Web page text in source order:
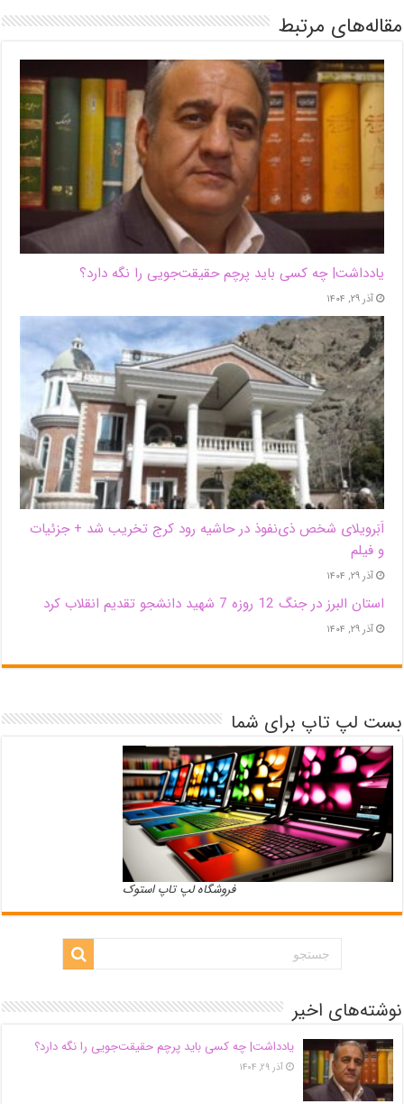
مقاله‌های مرتبط
یادداشت| ‌چه کسی باید پرچم حقیقت‌جویی را نگه دارد؟
آذر ۲۹, ۱۴۰۴
اَبَر‌ویلای شخص ذی‌نفوذ در حاشیه‌ رود کرج تخریب شد + جزئیات
و فیلم
آذر ۲۹, ۱۴۰۴
استان البرز در جنگ 12 روزه 7 شهید دانشجو تقدیم انقلاب کرد
آذر ۲۹, ۱۴۰۴
بست لپ تاپ برای شما
فروشگاه لپ تاپ استوک
نوشته‌های اخیر
یادداشت| ‌چه کسی باید پرچم حقیقت‌جویی را نگه دارد؟
آذر ۲۹, ۱۴۰۴